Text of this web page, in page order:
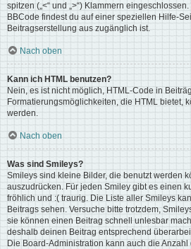
spitzen („<“ und „>“) Klammern
BBCode findest du auf einer speziellen Hilfe-
Beitragserstellung aus zugänglich ist.
Nach oben
Kann ich HTML benutzen?
Nein, es ist nicht möglich, HTML-Code in
Formatierungsmöglichkeiten, die HTML bietet,
werden.
Nach oben
Was sind Smileys?
Smileys sind kleine Bilder, die benutzt werden
auszudrücken. Für jeden Smiley gibt es einen
fröhlich und :( traurig. Die Liste aller Smileys
Beitrags sehen. Versuche bitte trotzdem,
sie können einen Beitrag schnell unlesbar
deshalb deinen Beitrag entsprechend
Die Board-Administration kann auch die